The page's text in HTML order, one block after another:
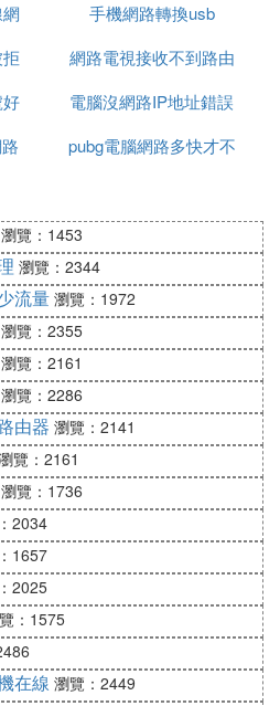
接在4G/3G卡槽選擇上面單
，切換時，將導致數據業
，是否繼續切換？，單擊」
認移動數據，是否將默認移
」切換「即可。
4G/3G卡槽，請稍候。 7.現
卡槽已切換到卡2，表示卡
換成功了，中國移動變為了
了4G/3G卡槽選擇。
上面有個感嘆號圖標直接
一個提示信息」在同一時
3G信號。選定4G/3G卡後，
所以同一時間只能有一個
使用中國移動上網的話默
還是可以的。
上網嗎
卡的，具體查看手機網路制
卡
手機網路轉換usb
網路電視接收不到路由
器信號
電腦沒網路IP地址錯誤
pubg電腦網路多快才不
瀏覽：1453
瀏覽：2344
流量 瀏覽：1972
瀏覽：2355
瀏覽：2161
瀏覽：2286
由器 瀏覽：2141
覽：2161
瀏覽：1736
2034
1657
2025
：1575
在線 瀏覽：2449